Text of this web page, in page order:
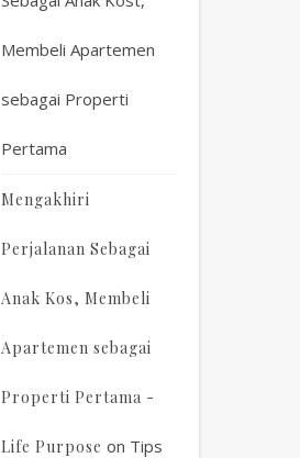
Membeli Apartemen
sebagai Properti
Pertama
Mengakhiri
Perjalanan Sebagai
Anak Kos, Membeli
Apartemen sebagai
Properti Pertama -
Life Purpose on Tips